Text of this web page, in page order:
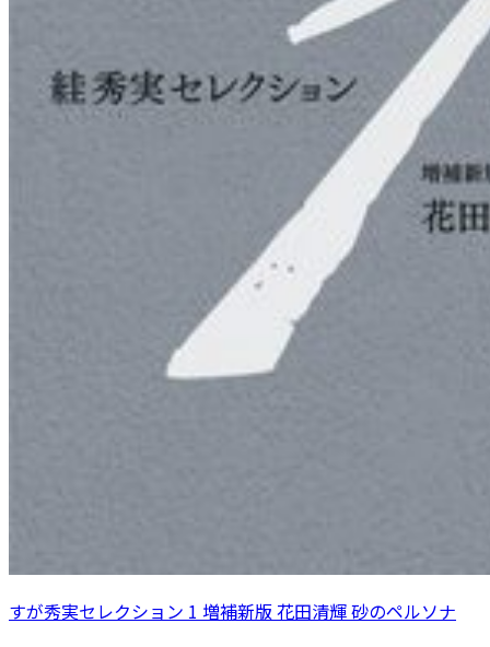
すが秀実セレクション 1 増補新版 花田清輝 砂のペルソナ